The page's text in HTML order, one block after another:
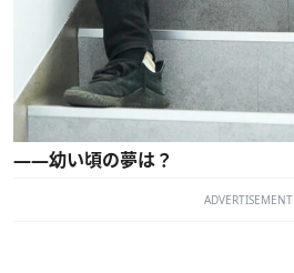
――幼い頃の夢は？
ADVERTISEMENT